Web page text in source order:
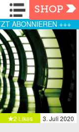
Navigation
SHOP
ABONNIEREN +++
3. Juli 2020
2 Likes